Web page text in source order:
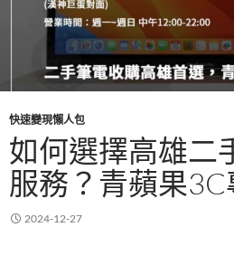
快速變現懶人包
如何選擇高雄二
服務？青蘋果
2024-12-27